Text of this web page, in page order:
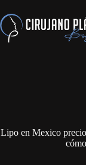
Lipo en Mexico